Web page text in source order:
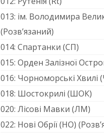
013: ім. Володимира
(Розв’язаний)
014: Спартанки (СП)
015: Орден Залізної
016: Чорноморські Хвилі
018: Шостокрилі (ШОК)
020: Лісові Мавки (ЛМ)
022: Нові Обрії (НО)